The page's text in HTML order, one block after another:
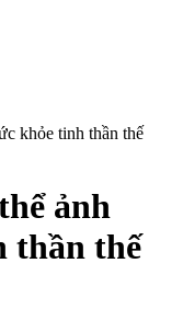
khỏe tinh thần thế
ảnh
thần thế